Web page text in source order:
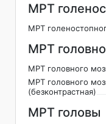
МРТ
МРТ
МРТ
МРТ головного
МРТ головного
(безконтрастная)
МРТ головы